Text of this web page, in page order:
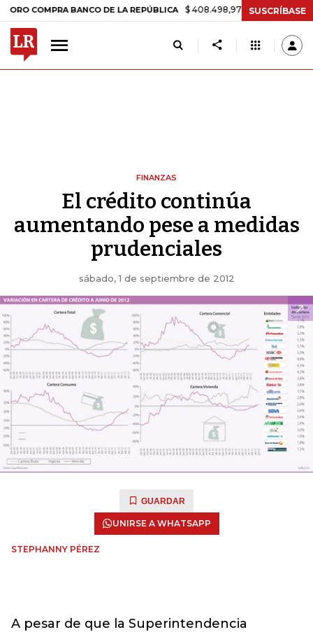
BANCO DE LA REPÚBLICA $ 408.498,97 +$ 8.753,81 +2,19%
SUSCRÍBASE
FINANZAS
El crédito continúa
aumentando pese a medidas
prudenciales
sábado, 1 de septiembre de 2012
GUARDAR
UNIRSE A WHATSAPP
STEPHANNY PÉREZ
A pesar de que la Superintendencia